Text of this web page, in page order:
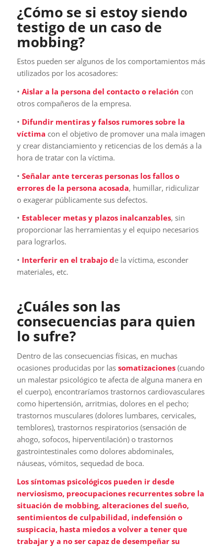
¿Cómo se si estoy siendo
testigo de un caso de
mobbing?
Estos pueden ser algunos de los comportamientos más
utilizados por los acosadores:
• Aislar a la persona del contacto o relación con
otros compañeros de la empresa.
• Difundir mentiras y falsos rumores sobre la
víctima con el objetivo de promover una mala imagen
y crear distanciamiento y reticencias de los demás a la
hora de tratar con la víctima.
• Señalar ante terceras personas los fallos o
errores de la persona acosada, humillar, ridiculizar
o exagerar públicamente sus defectos.
• Establecer metas y plazos inalcanzables, sin
proporcionar las herramientas y el equipo necesarios
para lograrlos.
• Interferir en el trabajo de la víctima, esconder
materiales, etc.
¿Cuáles son las
consecuencias para quien
lo sufre?
Dentro de las consecuencias físicas, en muchas
ocasiones producidas por las somatizaciones (cuando
un malestar psicológico te afecta de alguna manera en
el cuerpo), encontraríamos trastornos cardiovasculares
como hipertensión, arritmias, dolores en el pecho;
trastornos musculares (dolores lumbares, cervicales,
temblores), trastornos respiratorios (sensación de
ahogo, sofocos, hiperventilación) o trastornos
gastrointestinales como dolores abdominales,
náuseas, vómitos, sequedad de boca.
Los síntomas psicológicos pueden ir desde
nerviosismo, preocupaciones recurrentes sobre la
situación de mobbing, alteraciones del sueño,
sentimientos de culpabilidad, indefensión o
suspicacia, hasta miedos a volver a tener que
trabajar y a no ser capaz de desempeñar su